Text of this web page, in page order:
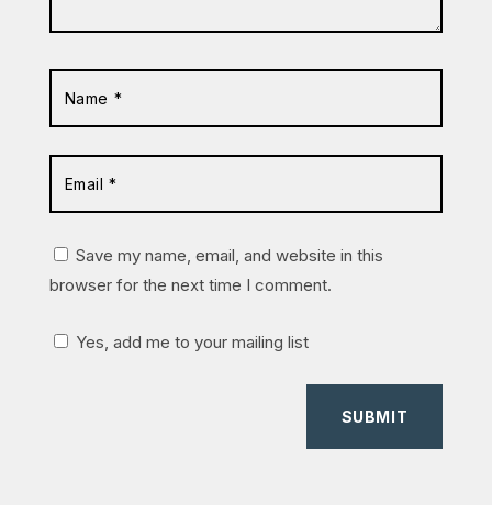
Save my name, email, and website in this
browser for the next time I comment.
Yes, add me to your mailing list
SUBMIT